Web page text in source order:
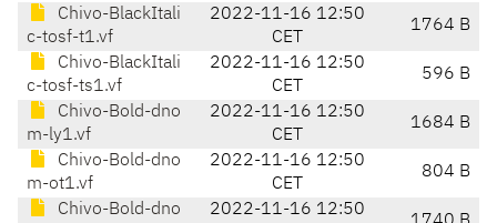
Chivo-BlackItali
c-tosf-t1.vf
2022-11-16 12:50
CET
1764 B
Chivo-BlackItali
c-tosf-ts1.vf
2022-11-16 12:50
CET
596 B
Chivo-Bold-dno
m-ly1.vf
2022-11-16 12:50
CET
1684 B
Chivo-Bold-dno
m-ot1.vf
2022-11-16 12:50
CET
804 B
Chivo-Bold-dno
2022-11-16 12:50